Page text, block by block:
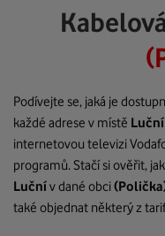
Podívejte se, jaká je
každé adrese v místě Luční
internetovou televizi
programů. Stačí si ověřit,
Lučnív dané obci
také objednat některý z